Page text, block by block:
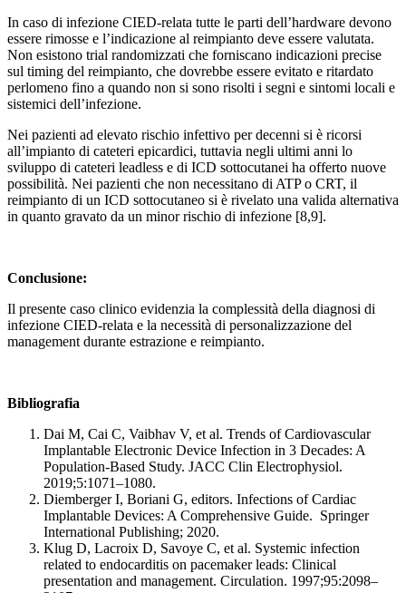
In caso di infezione CIED-relata tutte le parti dell’hardware devono
essere rimosse e l’indicazione al reimpianto deve essere valutata.
Non esistono trial randomizzati che forniscano indicazioni precise
sul timing del reimpianto, che dovrebbe essere evitato e ritardato
perlomeno fino a quando non si sono risolti i segni e sintomi locali e
sistemici dell’infezione.
Nei pazienti ad elevato rischio infettivo per decenni si è ricorsi
all’impianto di cateteri epicardici, tuttavia negli ultimi anni lo
sviluppo di cateteri leadless e di ICD sottocutanei ha offerto nuove
possibilità. Nei pazienti che non necessitano di ATP o CRT, il
reimpianto di un ICD sottocutaneo si è rivelato una valida alternativa
in quanto gravato da un minor rischio di infezione [8,9].
Conclusione:
Il presente caso clinico evidenzia la complessità della diagnosi di
infezione CIED-relata e la necessità di personalizzazione del
management durante estrazione e reimpianto.
Bibliografia
Dai M, Cai C, Vaibhav V, et al. Trends of Cardiovascular
Implantable Electronic Device Infection in 3 Decades: A
Population-Based Study. JACC Clin Electrophysiol.
2019;5:1071–1080.
Diemberger I, Boriani G, editors. Infections of Cardiac
Implantable Devices: A Comprehensive Guide. Springer
International Publishing; 2020.
Klug D, Lacroix D, Savoye C, et al. Systemic infection
related to endocarditis on pacemaker leads: Clinical
presentation and management. Circulation. 1997;95:2098–